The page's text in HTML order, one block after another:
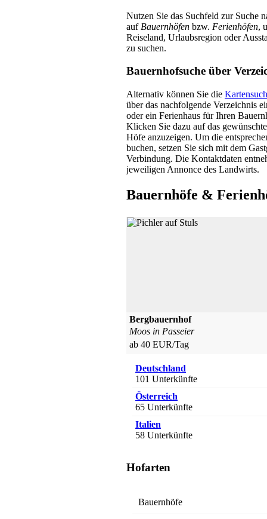
Nutzen Sie das Suchfeld zur Suche
auf Bauernhöfen bzw. Ferienhöfen,
Reiseland, Urlaubsregion oder
zu suchen.
Bauernhofsuche über
Alternativ können Sie die
über das nachfolgende Verzeichnis
oder ein Ferienhaus für Ihren
Klicken Sie dazu auf das
Höfe anzuzeigen. Um die
buchen, setzen Sie sich mit dem
Verbindung. Die Kontaktdaten
jeweiligen Annonce des Landwirts.
Bauernhöfe &
Bergbauernhof
Moos in Passeier
ab 40 EUR/Tag
Oberkirch
Deutschland
101 Unterkünfte
Österreich
65 Unterkünfte
Italien
58 Unterkünfte
Hofarten
Bauernhöfe